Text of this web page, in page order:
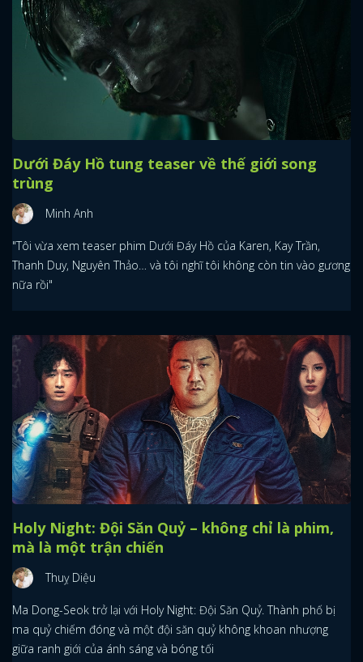
Dưới Đáy Hồ tung teaser về thế giới song
trùng
Minh Anh
"Tôi vừa xem teaser phim Dưới Đáy Hồ của Karen, Kay Trần,
Thanh Duy, Nguyên Thảo… và tôi nghĩ tôi không còn tin vào gương
nữa rồi"
Holy Night: Đội Săn Quỷ – không chỉ là phim,
mà là một trận chiến
Thuỵ Diệu
Ma Dong-Seok trở lại với Holy Night: Đội Săn Quỷ. Thành phố bị
ma quỷ chiếm đóng và một đội săn quỷ không khoan nhượng
giữa ranh giới của ánh sáng và bóng tối